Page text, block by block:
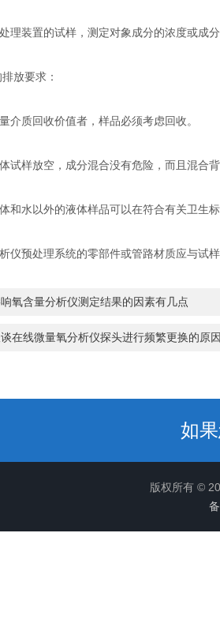
装置的试样，测定对象成分的浓度或成
放要求：
质回收价值者，样品必须考虑回收。
样放空，成分混合没有危险，而且混合背
水以外的液体样品可以在符合有关卫生标
预处理系统的零部件或管路材质应与试样
氧含量分析仪测定结果的因素有几点
在线微量氧分析仪探头进行频繁更换的原
如
版权所有 ©